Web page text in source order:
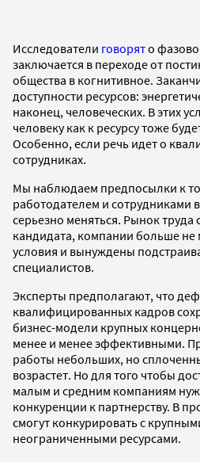
Исследователи говорято
заключается в переходе от
общества в когнитивное.
доступности ресурсов:
наконец, человеческих. В этих
человеку как к ресурсу тоже
Особенно, если речь идет о
сотрудниках.
Мы наблюдаем предпосылки к
работодателем и сотрудниками
серьезно меняться. Рынок
кандидата, компании больше не
условия и вынуждены
специалистов.
Эксперты предполагают, что
квалифицированных кадров
бизнес-модели крупных
менее и менее эффективными.
работы небольших, но
возрастет. Но для того чтобы
малым и средним компаниям
конкуренции к партнерству. В
смогут конкурировать с
неограниченными ресурсами.